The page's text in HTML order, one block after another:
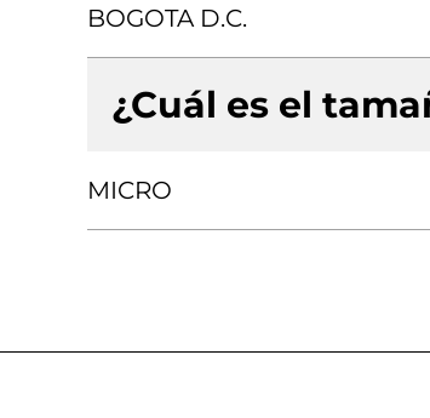
BOGOTA D.C.
¿Cuál es el
MICRO